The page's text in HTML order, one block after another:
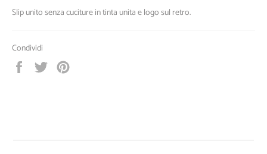
Slip unito senza cuciture in tinta unita e logo sul retro.
Condividi
CondividiTwitta